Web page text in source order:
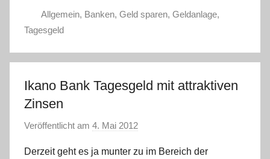
Allgemein, Banken, Geld sparen, Geldanlage,
Tagesgeld
Ikano Bank Tagesgeld mit attraktiven
Zinsen
Veröffentlicht am 4. Mai 2012
n
Derzeit geht es ja munter zu im Bereich der